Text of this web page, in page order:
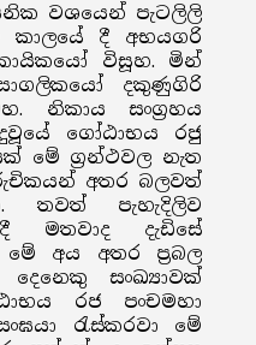
වශයෙන් පැටලිලි
දී අභයගරි
විසූහ. මින්
දකුණුගිරි
නිකාය සංග්‍රහය
ගෝඨාභය රජු
මේ ග්‍රන්ථවල නැත
අතර බලවත්
තවත් පැහැදිලිව
මතවාද දැඩිසේ
අය අතර ප්‍රබල
සංඛ්‍යාවක්
රජ පංචමහා
රැස්කරවා මේ